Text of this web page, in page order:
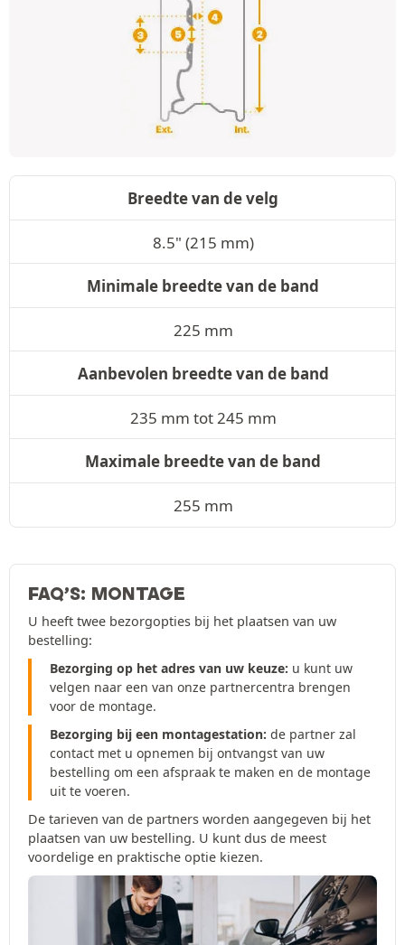
Breedte van de velg
8.5" (215 mm)
Minimale breedte van de band
225 mm
Aanbevolen breedte van de band
235 mm tot 245 mm
Maximale breedte van de band
255 mm
FAQ’S: MONTAGE
U heeft twee bezorgopties bij het plaatsen van uw
bestelling:
Bezorging op het adres van uw keuze: u kunt uw
velgen naar een van onze partnercentra brengen
voor de montage.
Bezorging bij een montagestation: de partner zal
contact met u opnemen bij ontvangst van uw
bestelling om een afspraak te maken en de montage
uit te voeren.
De tarieven van de partners worden aangegeven bij het
plaatsen van uw bestelling. U kunt dus de meest
voordelige en praktische optie kiezen.